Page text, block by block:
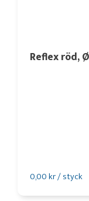
Reflex röd,
0,00 kr / styck